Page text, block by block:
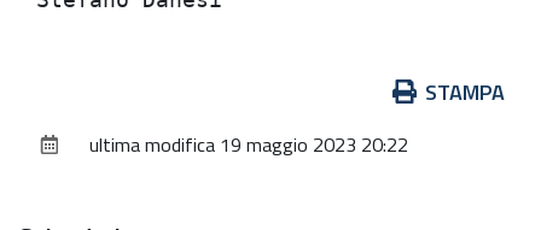
documento
STAMPA
ultima modifica 19 maggio 2023 20:22